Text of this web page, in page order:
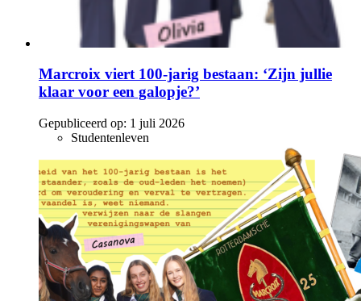
Marcroix viert 100-jarig bestaan: ‘Zijn jullie
klaar voor een galopje?’
Gepubliceerd op: 1 juli 2026
Studentenleven